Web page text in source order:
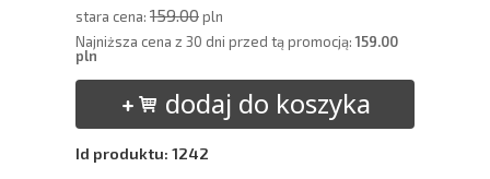
stara cena: 159.00pln
Najniższa cena z 30 dni przed tą promocją:159.00
pln
dodaj do koszyka
Id produktu: 1242